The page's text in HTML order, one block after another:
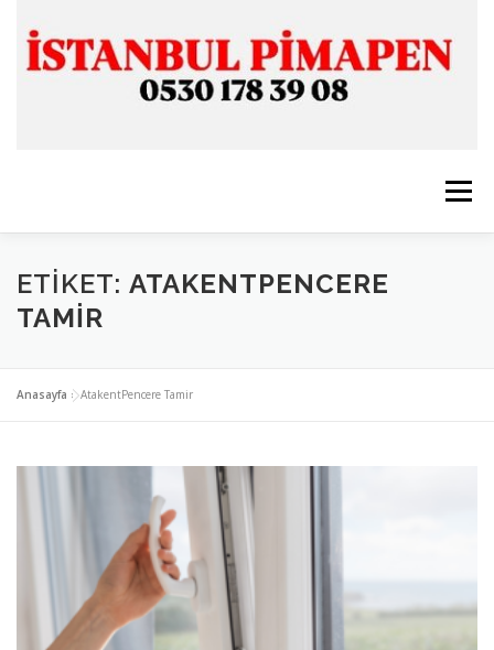
Menü
ANASAYFA İSTANBUL PİMAPEN
ETIKET: ATAKENTPENCERE
TAMIR
Anasayfa »AtakentPencere Tamir